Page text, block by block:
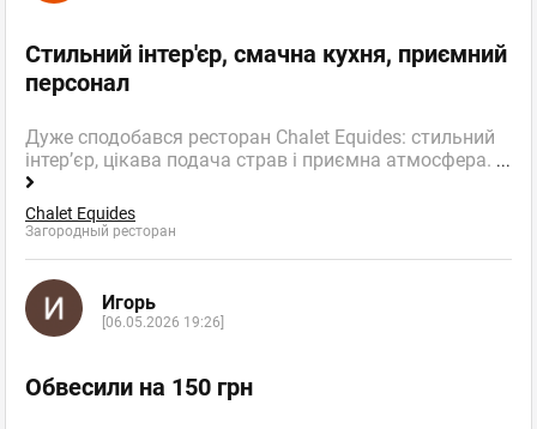
Стильний інтер'єр, смачна кухня, приємний
персонал
Дуже сподобався ресторан Chalet Equides: стильний
інтер’єр, цікава подача страв і приємна атмосфера. ...
Chalet Equides
Загородный ресторан
Игорь
[06.05.2026 19:26]
Обвесили на 150 грн